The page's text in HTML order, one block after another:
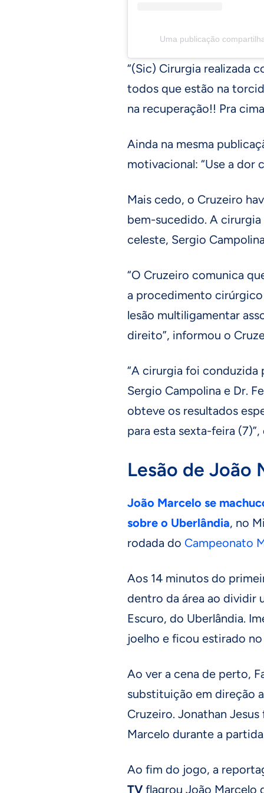
Uma publicação
“(Sic) Cirurgia realizada
todos que estão na
na recuperação!! Pra
Ainda na mesma
motivacional: “Use a dor
Mais cedo, o Cruzeiro
bem-sucedido. A
celeste, Sergio
“O Cruzeiro comunica
a procedimento
lesão multiligamentar
direito”, informou o
“A cirurgia foi conduzida
Sergio Campolina e Dr.
obteve os resultados
para esta sexta-feira
Lesão de João
João Marcelo se
sobre o Uberlândia, no
rodada do Campeonato
Aos 14 minutos do
dentro da área ao dividir
Escuro, do Uberlândia.
joelho e ficou estirado
Ao ver a cena de perto,
substituição em direção
Cruzeiro. Jonathan
Marcelo durante a
Ao fim do jogo, a
TVflagrou João Marcelo